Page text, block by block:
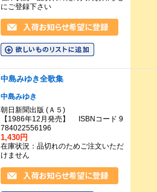
にご登録下さい
中島みゆき全歌集
中島みゆき
朝日新聞出版 (Ａ５)
【1986年12月発売】 ISBNコード 9
784022556196
1,430円
在庫状況：品切れのためご注文いただ
けません